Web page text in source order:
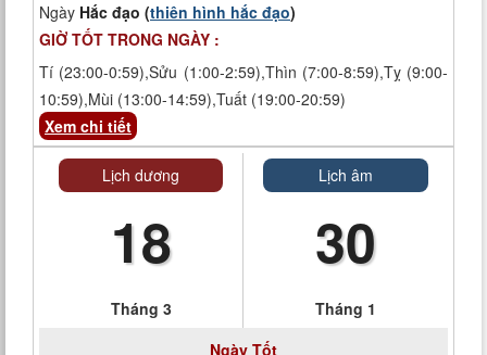
Ngày Hắc đạo (thiên hình hắc đạo)
GIỜ TỐT TRONG NGÀY :
Tí (23:00-0:59),Sửu (1:00-2:59),Thìn (7:00-8:59),Tỵ (9:00-
10:59),Mùi (13:00-14:59),Tuất (19:00-20:59)
Xem chi tiết
Lịch dương
18
Tháng 3
Lịch âm
30
Tháng 1
Ngày Tốt